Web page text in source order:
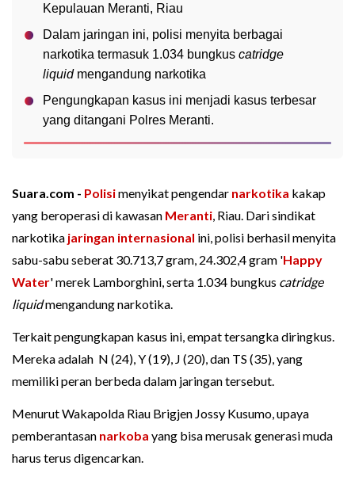
Kepulauan Meranti, Riau
Dalam jaringan ini, polisi menyita berbagai
narkotika termasuk 1.034 bungkus catridge
liquid mengandung narkotika
Pengungkapan kasus ini menjadi kasus terbesar
yang ditangani Polres Meranti.
Suara.com - Polisimenyikat pengendar narkotika kakap
yang beroperasi di kawasan Meranti, Riau. Dari sindikat
narkotika jaringan internasional ini, polisi berhasil menyita
sabu-sabu seberat 30.713,7 gram, 24.302,4 gram 'Happy
Water' merek Lamborghini, serta 1.034 bungkus catridge
liquidmengandung narkotika.
Terkait pengungkapan kasus ini, empat tersangka diringkus.
Mereka adalah N (24), Y (19), J (20), dan TS (35), yang
memiliki peran berbeda dalam jaringan tersebut.
Menurut Wakapolda Riau Brigjen Jossy Kusumo, upaya
pemberantasan narkoba yang bisa merusak generasi muda
harus terus digencarkan.